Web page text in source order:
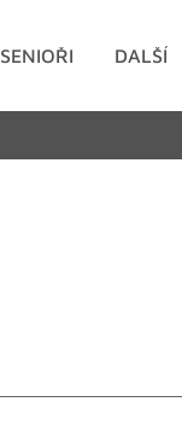
SENIOŘI DALŠÍ